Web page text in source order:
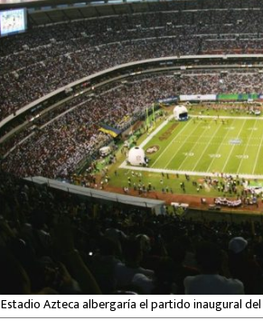
Estadio Azteca albergaría el partido inaugural